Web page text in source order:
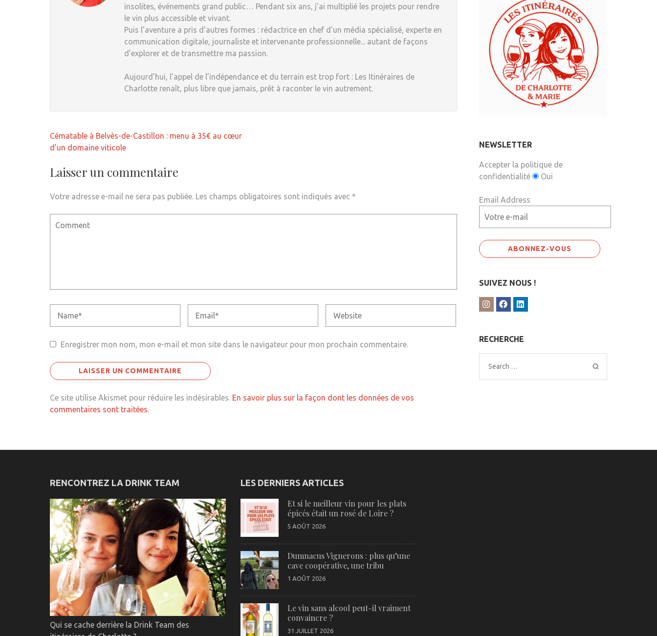
insolites, événements grand public… Pendant six ans, j’ai multiplié les projets pour rendre
le vin plus accessible et vivant.
Puis l’aventure a pris d’autres formes : rédactrice en chef d'un média spécialisé, experte en
communication digitale, journaliste et intervenante professionnelle... autant de façons
d’explorer et de transmettre ma passion.
Aujourd’hui, l’appel de l’indépendance et du terrain est trop fort : Les Itinéraires de
Charlotte renaît, plus libre que jamais, prêt à raconter le vin autrement.
Navigation
de
Cématable à Belvès-de-Castillon : menu à 35€ au cœur
d’un domaine viticole
Laisser un commentaire
Votre adresse e-mail ne sera pas publiée. Les champs obligatoires sont indiqués avec *
Enregistrer mon nom, mon e-mail et mon site dans le navigateur pour mon prochain commentaire.
Ce site utilise Akismet pour réduire les indésirables. En savoir plus sur la façon dont les données de vos
commentaires sont traitées.
NEWSLETTER
Accepter la politique de
confidentialité
Oui
Email Address
SUIVEZ NOUS !
RECHERCHE
Search
for:
RENCONTREZ LA DRINK TEAM
Qui se cache derrière la Drink Team des
LES DERNIERS ARTICLES
Et si le meilleur vin pour les plats
épicés était un rosé de Loire ?
5 AOÛT 2026
Dumnacus Vignerons : plus qu’une
cave coopérative, une tribu
1 AOÛT 2026
Le vin sans alcool peut-il vraiment
convaincre ?
31 JUILLET 2026